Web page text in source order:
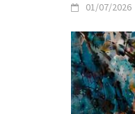
01/07/2026